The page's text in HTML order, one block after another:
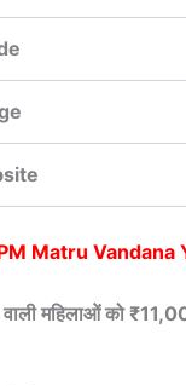
Matru Vandana
महिलाओं को